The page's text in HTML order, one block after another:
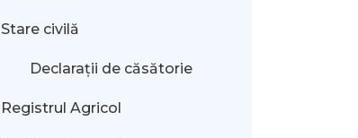
Stare civilă
Declarații de căsătorie
Registrul Agricol